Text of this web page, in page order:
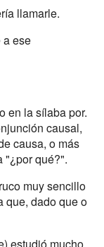
llamarle.
a ese
en la sílaba por.
causal,
causa, o más
"¿por qué?".
muy sencillo
que, dado que o
estudió mucho.